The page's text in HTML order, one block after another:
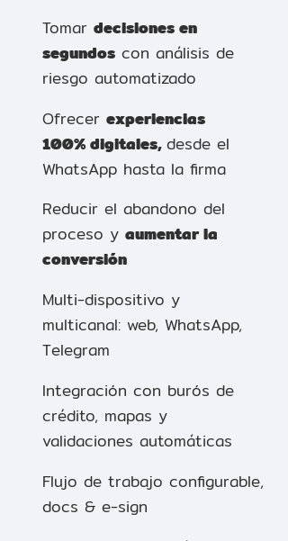
Tomar decisiones en
segundos con análisis de
riesgo automatizado
Ofrecer experiencias
100% digitales,desde el
WhatsApp hasta la firma
Reducir el abandono del
proceso y aumentar la
conversión
Multi-dispositivo y
multicanal: web, WhatsApp,
Telegram
Integración con burós de
crédito, mapas y
validaciones automáticas
Flujo de trabajo configurable,
docs & e-sign